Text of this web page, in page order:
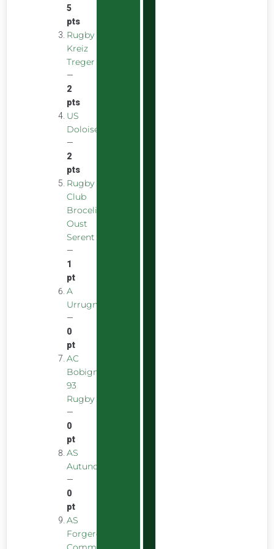
5
pts
Rugby
Kreiz
Treger
—
2
pts
US
Doloise
—
2
pts
Rugby
Club
Broceliande
Oust
Serent
—
1
pt
A
Urrugnarrak
—
0
pt
AC
Bobigny
93
Rugby
—
0
pt
AS
Autunoise
—
0
pt
AS
Forgeron